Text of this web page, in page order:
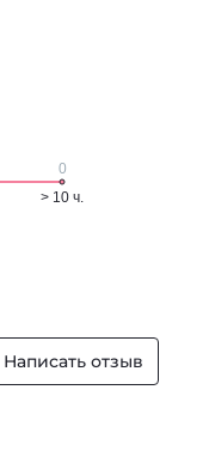
Написать отзыв